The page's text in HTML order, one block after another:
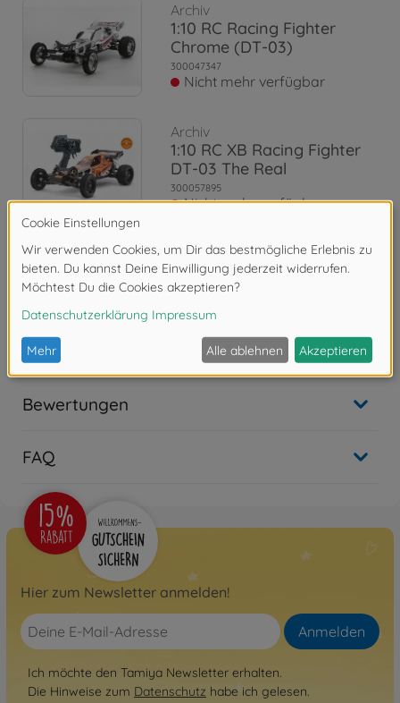
Archiv
1:10 RC Racing Fighter
Chrome (DT-03)
300047347
Nicht mehr verfügbar
Archiv
1:10 RC XB Racing Fighter
DT-03 The Real
300057895
Nicht mehr verfügbar
RC Buggys (2WD / 4WD)
1:10 RC Racing Fighter (DT-
03) The Real
300058628
bald wieder verfügbar
Bewertungen
FAQ
Hier zum Newsletter anmelden!
Anmelden
Ich möchte den Tamiya Newsletter erhalten.
Die Hinweise zum Datenschutz habe ich gelesen.